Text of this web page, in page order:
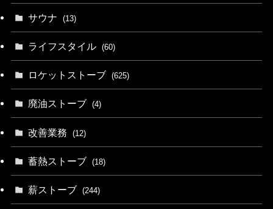
サウナ (13)
ライフスタイル (60)
ロケットストーブ (625)
廃油ストーブ (4)
改善業務 (12)
蓄熱ストーブ (18)
薪ストーブ (244)